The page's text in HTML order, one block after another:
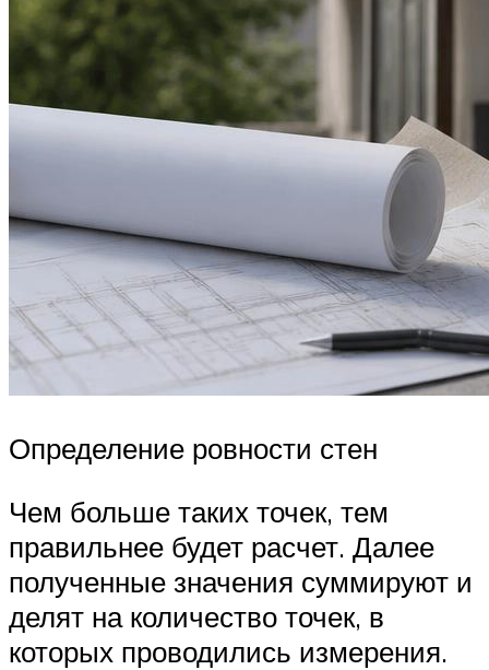
Определение ровности стен
Чем больше таких точек, тем
правильнее будет расчет. Далее
полученные значения суммируют и
делят на количество точек, в
которых проводились измерения.